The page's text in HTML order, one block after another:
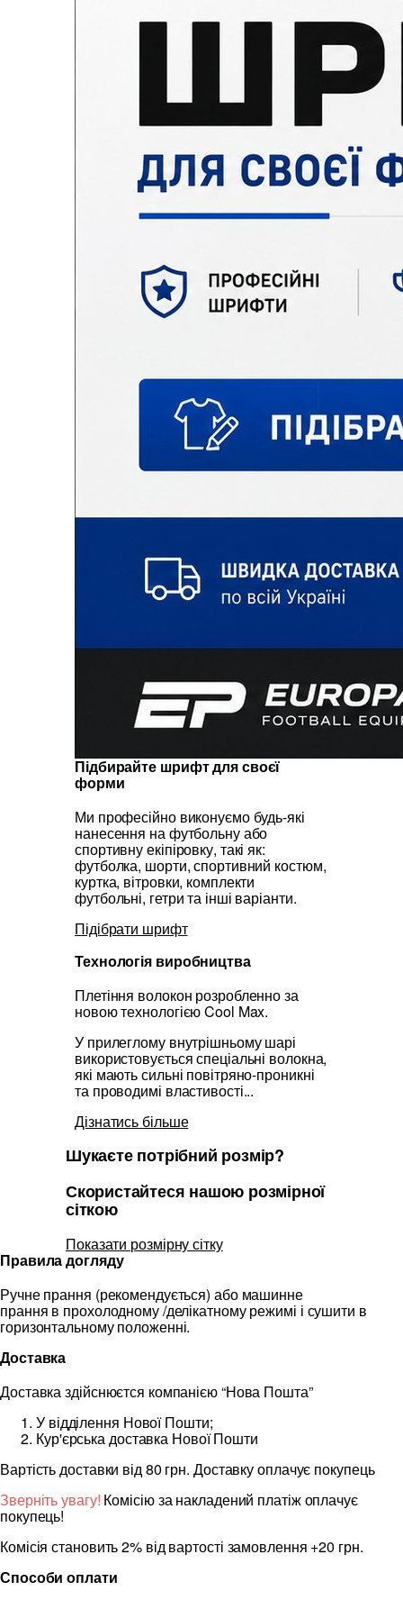
Підбирайте шрифт для своєї
форми
Ми професійно виконуємо будь-які
нанесення на футбольну або
спортивну екіпіровку, такі як:
футболка, шорти, спортивний костюм,
куртка, вітровки, комплекти
футбольні, гетри та інші варіанти.
Підібрати шрифт
Технологія виробництва
Плетіння волокон розробленно за
новою технологією Cool Max.
У прилеглому внутрішньому шарі
використовується спеціальні волокна,
які мають сильні повітряно-проникні
та проводимі властивості...
Дізнатись більше
Шукаєте потрібний розмір?
Скористайтеся нашою розмірної
сіткою
Показати розмірну сітку
Правила догляду
Ручне прання (рекомендується) або машинне
прання в прохолодному /делікатному режимі і сушити в
горизонтальному положенні.
Доставка
Доставка здійснюєтся компанією “Нова Пошта”
У відділення Нової Пошти;
Кур'єрська доставка Нової Пошти
Вартість доставки від 80 грн. Доставку оплачує покупець
Зверніть увагу! Комісію за накладений платіж оплачує
покупець!
Комісія становить 2% від вартості замовлення +20 грн.
Способи оплати